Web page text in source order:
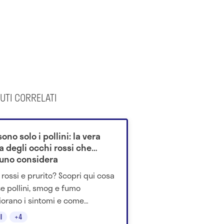
CORRELATI
+4
solo i pollini: la vera
degli occhi rossi che
considera
rossi e prurito? Scopri qui cosa
pollini, smog e fumo
i sintomi e come
davvero la salute